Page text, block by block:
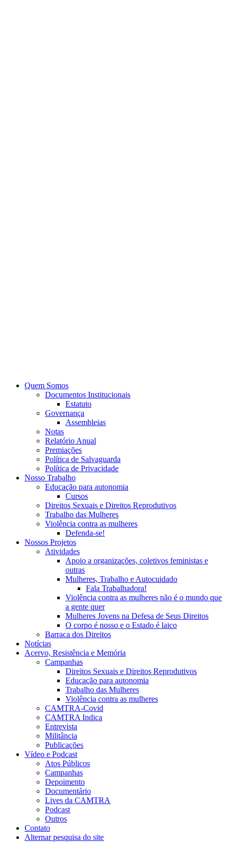
Quem Somos
Documentos Institucionais
Estatuto
Governança
Assembleias
Notas
Relatório Anual
Premiações
Política de Salvaguarda
Política de Privacidade
Nosso Trabalho
Educação para autonomia
Cursos
Direitos Sexuais e Direitos Reprodutivos
Trabalho das Mulheres
Violência contra as mulheres
Defenda-se!
Nossos Projetos
Atividades
Apoio a organizações, coletivos feministas e
outras
Mulheres, Trabalho e Autocuidado
Fala Trabalhadora!
Violência contra as mulheres não é o mundo que
a gente quer
Mulheres Jovens na Defesa de Seus Direitos
O corpo é nosso e o Estado é laico
Barraca dos Direitos
Notícias
Acervo, Resistência e Memória
Campanhas
Direitos Sexuais e Direitos Reprodutivos
Educação para autonomia
Trabalho das Mulheres
Violência contra as mulheres
CAMTRA-Covid
CAMTRA Indica
Entrevista
Militância
Publicações
Vídeo e Podcast
Atos Públicos
Campanhas
Depoimento
Documentário
Lives da CAMTRA
Podcast
Outros
Contato
Alternar pesquisa do site